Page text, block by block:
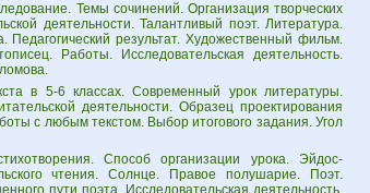
Темы сочинений. Организация творческих
деятельности. Талантливый поэт. Литература.
результат. Художественный фильм.
Работы. Исследовательская деятельность.
в 5-6 классах. Современный урок литературы.
деятельности. Образец проектирования
с любым текстом. Выбор итогового задания. Угол
Способ организации урока. Эйдос-
чтения. Солнце. Правое полушарие. Поэт.
пути поэта. Исследовательская деятельность.